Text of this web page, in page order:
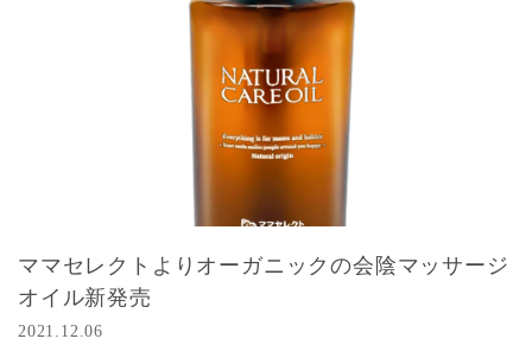
ママセレクトよりオーガニックの会陰マッサージ
オイル新発売
2021.12.06